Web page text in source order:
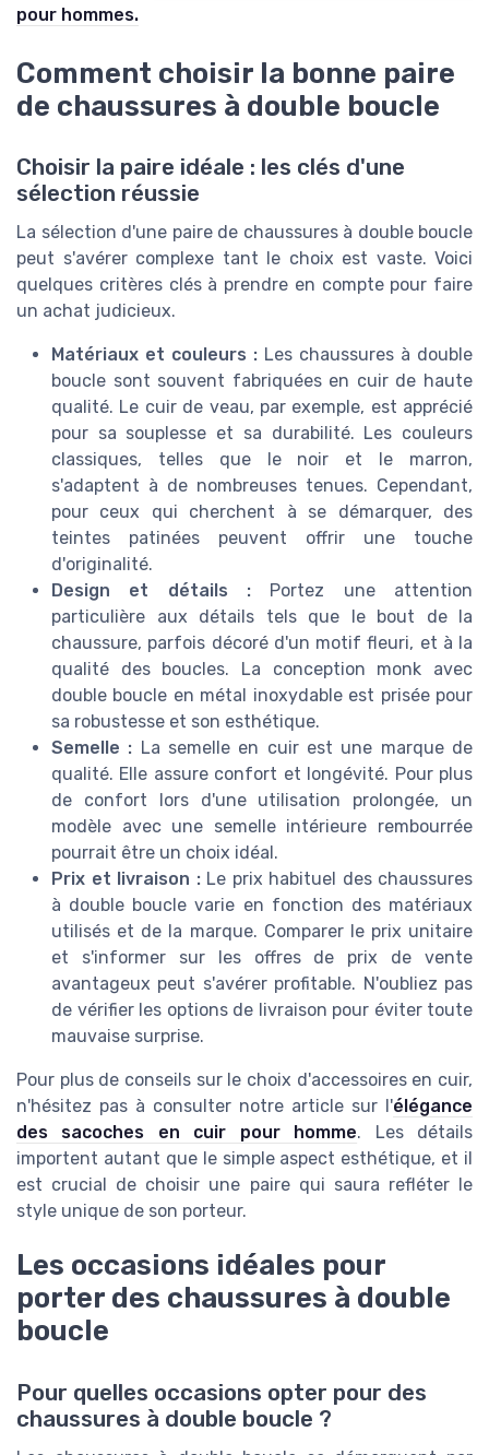
pour hommes.
Comment choisir la bonne paire
de chaussures à double boucle
Choisir la paire idéale : les clés d'une
sélection réussie
La sélection d'une paire de chaussures à double boucle
peut s'avérer complexe tant le choix est vaste. Voici
quelques critères clés à prendre en compte pour faire
un achat judicieux.
Matériaux et couleurs : Les chaussures à double
boucle sont souvent fabriquées en cuir de haute
qualité. Le cuir de veau, par exemple, est apprécié
pour sa souplesse et sa durabilité. Les couleurs
classiques, telles que le noir et le marron,
s'adaptent à de nombreuses tenues. Cependant,
pour ceux qui cherchent à se démarquer, des
teintes patinées peuvent offrir une touche
d'originalité.
Design et détails : Portez une attention
particulière aux détails tels que le bout de la
chaussure, parfois décoré d'un motif fleuri, et à la
qualité des boucles. La conception monk avec
double boucle en métal inoxydable est prisée pour
sa robustesse et son esthétique.
Semelle : La semelle en cuir est une marque de
qualité. Elle assure confort et longévité. Pour plus
de confort lors d'une utilisation prolongée, un
modèle avec une semelle intérieure rembourrée
pourrait être un choix idéal.
Prix et livraison :Le prix habituel des chaussures
à double boucle varie en fonction des matériaux
utilisés et de la marque. Comparer le prix unitaire
et s'informer sur les offres de prix de vente
avantageux peut s'avérer profitable. N'oubliez pas
de vérifier les options de livraison pour éviter toute
mauvaise surprise.
Pour plus de conseils sur le choix d'accessoires en cuir,
n'hésitez pas à consulter notre article sur l'élégance
des sacoches en cuir pour homme. Les détails
importent autant que le simple aspect esthétique, et il
est crucial de choisir une paire qui saura refléter le
style unique de son porteur.
Les occasions idéales pour
porter des chaussures à double
boucle
Pour quelles occasions opter pour des
chaussures à double boucle ?